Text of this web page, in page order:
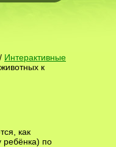
/ Интерактивные
к
как
ребёнка) по